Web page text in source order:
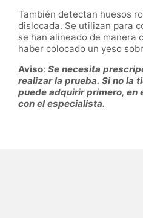
También detectan huesos
dislocada. Se utilizan para
se han alineado de manera
haber colocado un yeso
Aviso: Se necesita
realizar la prueba. Si no la
puede adquirir primero, en
con el especialista.